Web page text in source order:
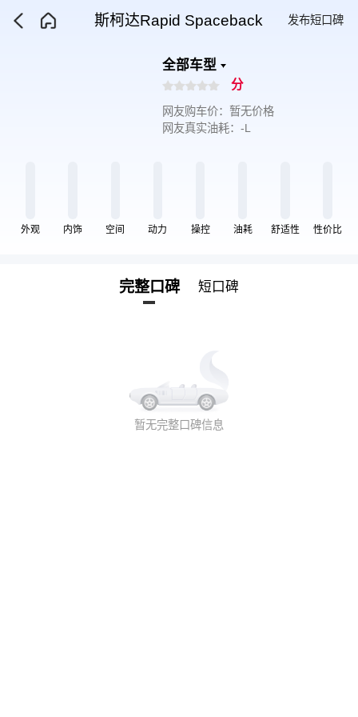
斯柯达Rapid Spaceback 发布短口碑
全部车型
分
网友购车价：暂无价格
网友真实油耗：-L
外观 内饰 空间 动力 操控 油耗 舒适性 性价比
完整口碑 短口碑
暂无完整口碑信息